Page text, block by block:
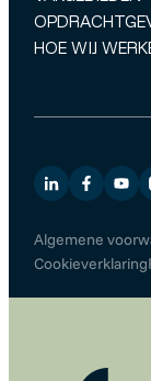
HOE WIJ
Algemene
Cookieverklaring